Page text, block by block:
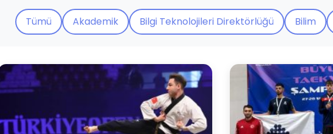
Tümü Akademik Bilgi Teknolojileri Direktörlüğü Bilim